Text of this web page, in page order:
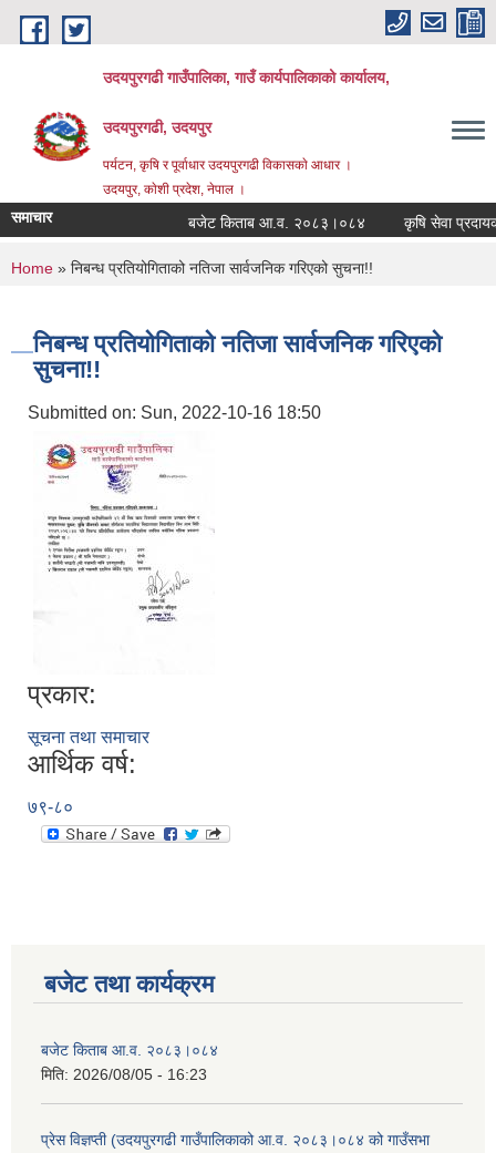
Skip to main content
उदयपुरगढी गाउँपालिका, गाउँ कार्यपालिकाको कार्यालय,
उदयपुरगढी, उदयपुर
पर्यटन, कृषि र पूर्वाधार उदयपुरगढी विकासकाे आधार ।
उदयपुर, काेशी प्रदेश, नेपाल ।
समाचार बजेट किताब आ.व. २०८३।०८४ कृषि सेवा
You are here
Home » निबन्ध प्रतियोगिताको नतिजा सार्वजनिक गरिएको सुचना!!
निबन्ध प्रतियोगिताको नतिजा सार्वजनिक गरिएको
सुचना!!
Submitted on: Sun, 2022-10-16 18:50
प्रकार:
सूचना तथा समाचार
आर्थिक वर्ष:
७९-८०
बजेट तथा कार्यक्रम
बजेट किताब आ.व. २०८३।०८४
मिति: 2026/08/05 - 16:23
प्रेस विज्ञप्ती (उदयपुरगढी गाउँपालिकाको आ.व. २०८३।०८४ को गाउँसभा